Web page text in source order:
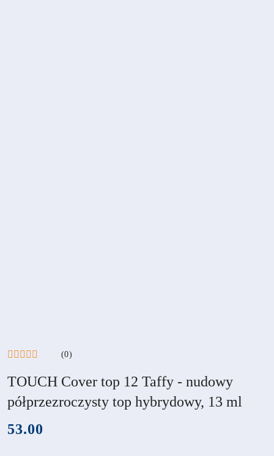
(0)
TOUCH Cover top 12 Taffy - nudowy
półprzezroczysty top hybrydowy, 13 ml
cena:
53.00